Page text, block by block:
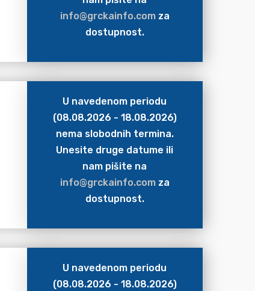
info@grckainfo.comza
dostupnost.
U navedenom periodu
(08.08.2026 - 18.08.2026)
nema slobodnih termina.
Unesite druge datume ili
nam pišite na
info@grckainfo.comza
dostupnost.
U navedenom periodu
(08.08.2026 - 18.08.2026)